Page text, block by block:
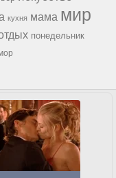
кухня мама мир
понедельник